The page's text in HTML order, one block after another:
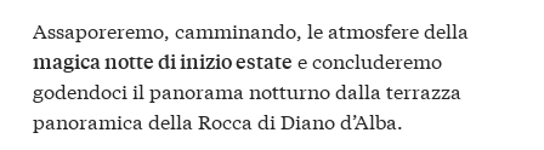
Assaporeremo, camminando, le atmosfere della
magica notte di inizio estate e concluderemo
godendoci il panorama notturno dalla terrazza
panoramica della Rocca di Diano d’Alba.